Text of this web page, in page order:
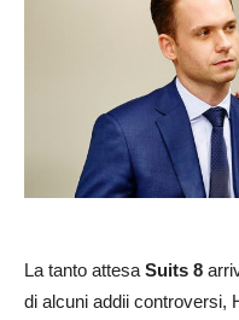
La tanto attesa Suits 8
di alcuni addii controversi,